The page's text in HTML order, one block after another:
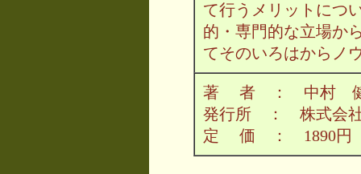
て行うメリットにつ
的・専門的な立場か
てそのいろはからノ
著 者 ： 中村 健
発行所 ： 株式会社
定 価 ： 1890円